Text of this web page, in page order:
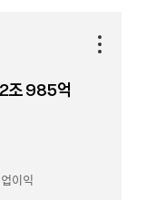
조 985억
이익